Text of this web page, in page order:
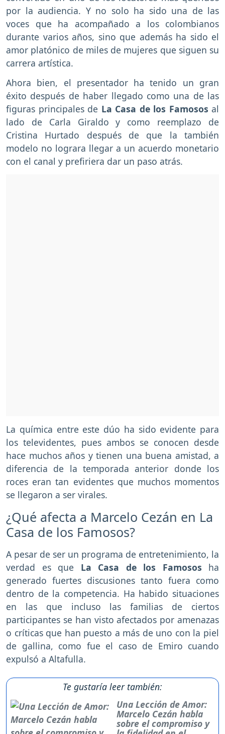
por la audiencia. Y no solo ha sido una de las
voces que ha acompañado a los colombianos
durante varios años, sino que además ha sido el
amor platónico de miles de mujeres que siguen su
carrera artística.
Ahora bien, el presentador ha tenido un gran
éxito después de haber llegado como una de las
figuras principales de La Casa de los Famosos al
lado de Carla Giraldo y como reemplazo de
Cristina Hurtado después de que la también
modelo no lograra llegar a un acuerdo monetario
con el canal y prefiriera dar un paso atrás.
La química entre este dúo ha sido evidente para
los televidentes, pues ambos se conocen desde
hace muchos años y tienen una buena amistad, a
diferencia de la temporada anterior donde los
roces eran tan evidentes que muchos momentos
se llegaron a ser virales.
¿Qué afecta a Marcelo Cezán en La
Casa de los Famosos?
A pesar de ser un programa de entretenimiento, la
verdad es que La Casa de los Famosos ha
generado fuertes discusiones tanto fuera como
dentro de la competencia. Ha habido situaciones
en las que incluso las familias de ciertos
participantes se han visto afectados por amenazas
o críticas que han puesto a más de uno con la piel
de gallina, como fue el caso de Emiro cuando
expulsó a Altafulla.
Te gustaría leer también:
Una Lección de Amor:
Marcelo Cezán habla
sobre el compromiso y